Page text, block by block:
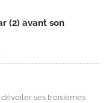
(2) avant son
dévoiler ses troisièmes